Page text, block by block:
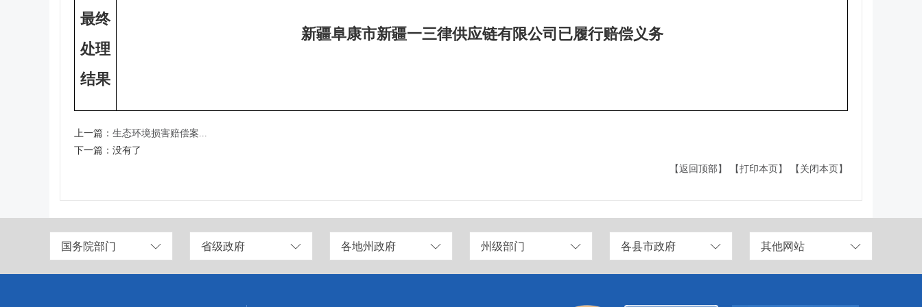
最终
处理
结果
新疆阜康市新疆一三律供应链有限公司已履行赔偿义务
上一篇： 生态环境损害赔偿案...
下一篇： 没有了
【返回顶部】
【打印本页】 【关闭本页】
国务院部门 省级政府 各地州政府 州级部门 各县市政府 其他网站